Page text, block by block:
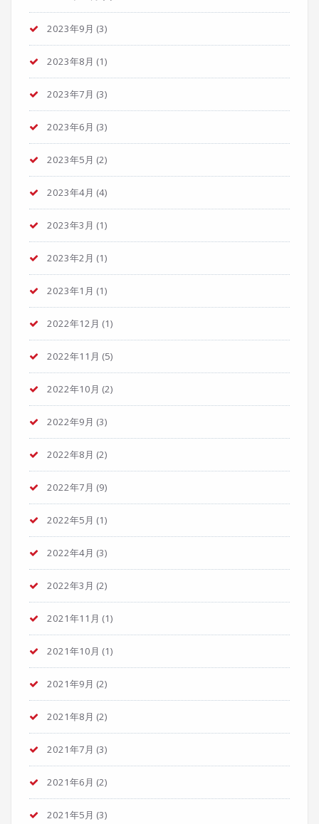
2023年9月 (3)
2023年8月 (1)
2023年7月 (3)
2023年6月 (3)
2023年5月 (2)
2023年4月 (4)
2023年3月 (1)
2023年2月 (1)
2023年1月 (1)
2022年12月 (1)
2022年11月 (5)
2022年10月 (2)
2022年9月 (3)
2022年8月 (2)
2022年7月 (9)
2022年5月 (1)
2022年4月 (3)
2022年3月 (2)
2021年11月 (1)
2021年10月 (1)
2021年9月 (2)
2021年8月 (2)
2021年7月 (3)
2021年6月 (2)
2021年5月 (3)